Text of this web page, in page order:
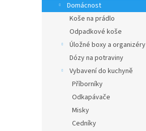
Domácnost
Koše na prádlo
Odpadkové koše
Úložné boxy a organizéry
Dózy na potraviny
Vybavení do kuchyně
Příborníky
Odkapávače
Misky
Cedníky